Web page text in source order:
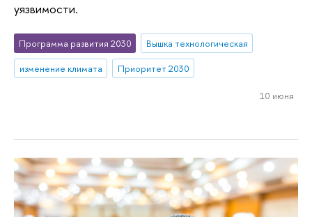
уязвимости.
Программа развития 2030
Вышка технологическая
изменение климата
Приоритет 2030
10 июня